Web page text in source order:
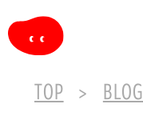
TOP BLOG